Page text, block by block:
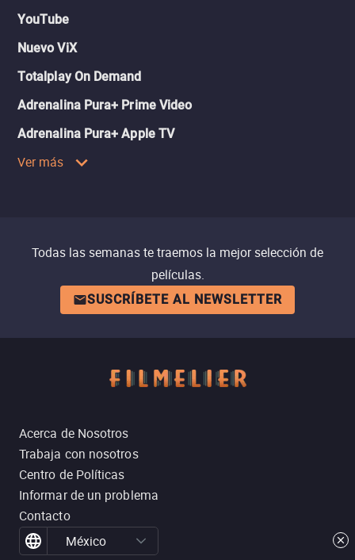
YouTube
Nuevo ViX
Totalplay On Demand
Adrenalina Pura+ Prime Video
Adrenalina Pura+ Apple TV
Ver más
Todas las semanas te traemos la mejor selección de
películas.
SUSCRÍBETE AL NEWSLETTER
Acerca de Nosotros
Trabaja con nosotros
Centro de Políticas
Informar de un problema
Contacto
México